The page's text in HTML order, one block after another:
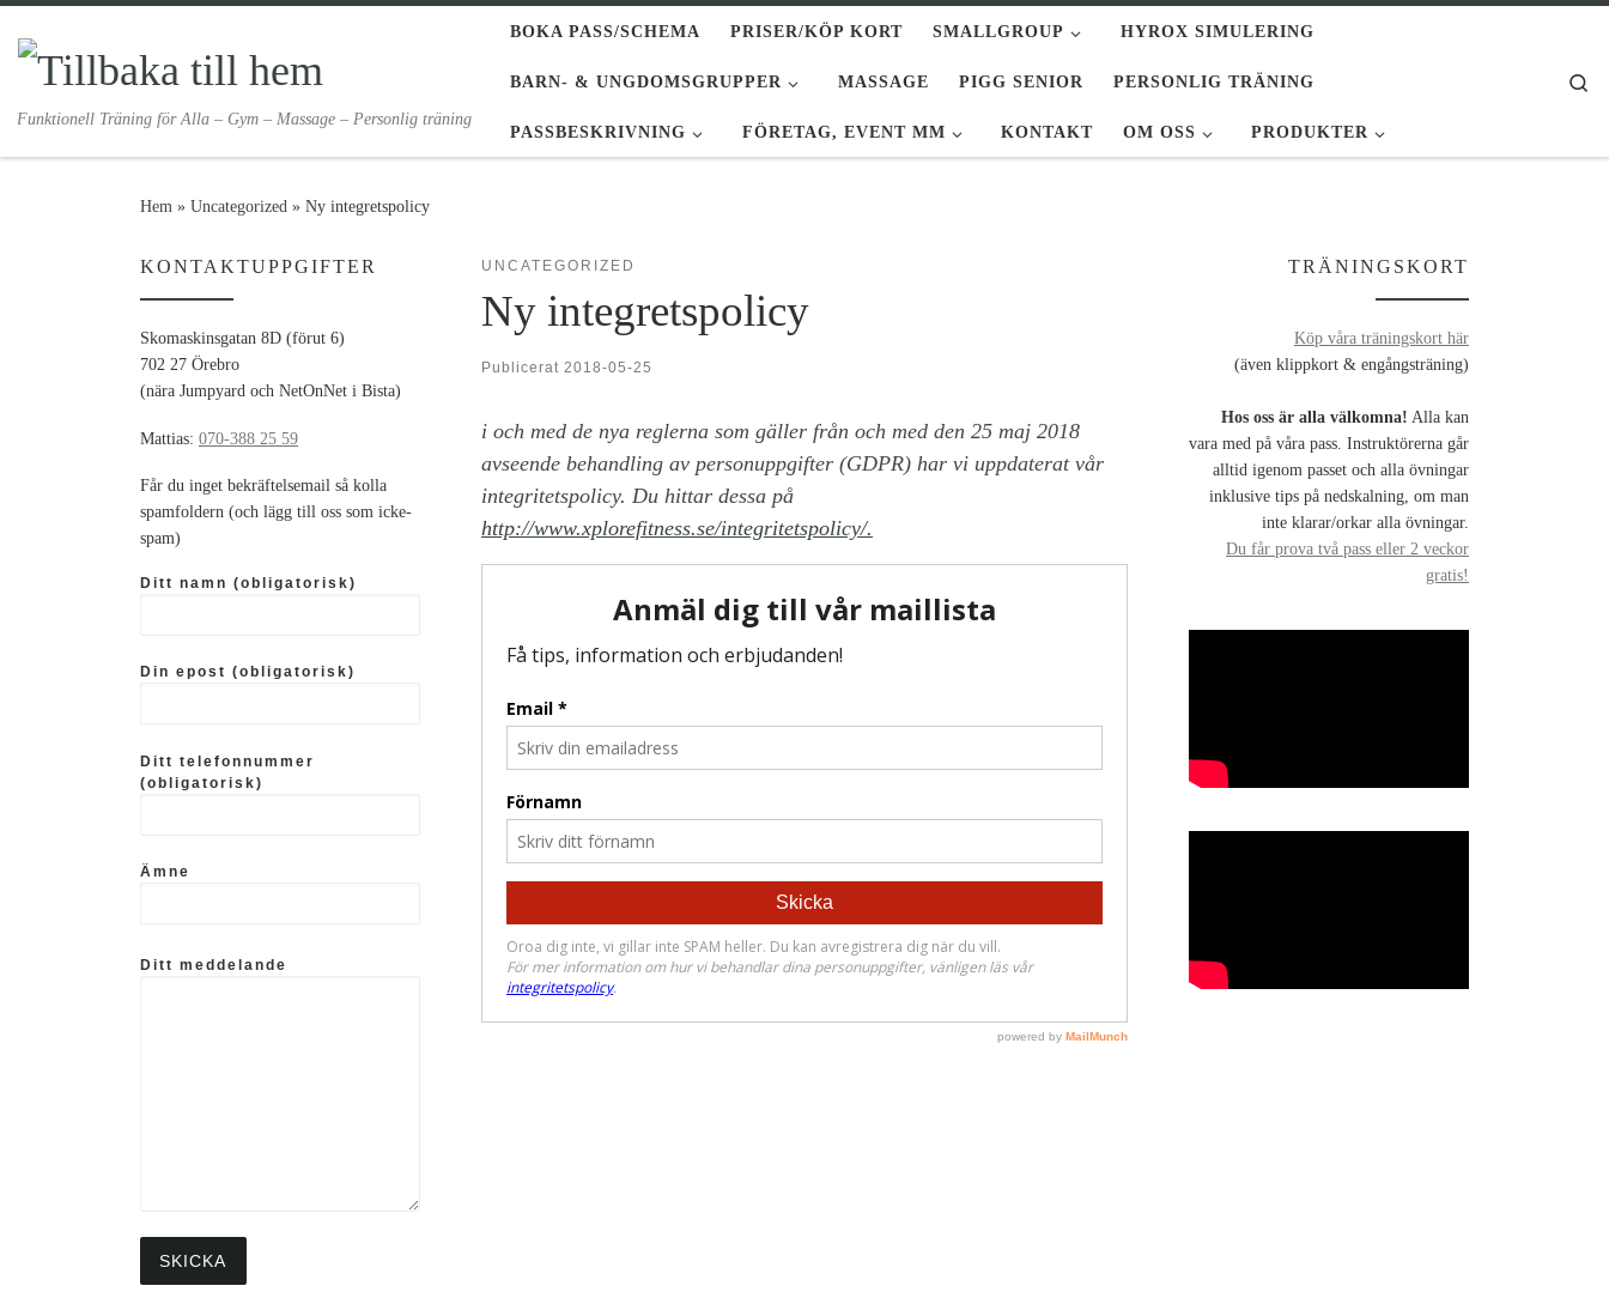
Funktionell Träning för Alla – Gym – Massage – Personlig träning
BOKA PASS/SCHEMA PRISER/KÖP KORT SMALLGROUP HYROX SIMULERING
BARN- & UNGDOMSGRUPPER MASSAGE PIGG SENIOR PERSONLIG TRÄNING
PASSBESKRIVNING FÖRETAG, EVENT MM KONTAKT OM OSS PRODUKTER
Hem » Uncategorized » Ny integretspolicy
UNCATEGORIZED
Ny integretspolicy
Publicerat 2018-05-25
i och med de nya reglerna som gäller från och med den 25 maj 2018
avseende behandling av personuppgifter (GDPR) har vi uppdaterat vår
integritetspolicy. Du hittar dessa på
http://www.xplorefitness.se/integritetspolicy/.
KONTAKTUPPGIFTER
Skomaskinsgatan 8D (förut 6)
702 27 Örebro
(nära Jumpyard och NetOnNet i Bista)
Mattias: 070-388 25 59
Får du inget bekräftelsemail så kolla
spamfoldern (och lägg till oss som icke-
spam)
Ditt namn (obligatorisk)
Din epost (obligatorisk)
Ditt telefonnummer
(obligatorisk)
Ämne
Ditt meddelande
TRÄNINGSKORT
Köp våra träningskort här
(även klippkort & engångsträning)
Hos oss är alla välkomna! Alla kan
vara med på våra pass. Instruktörerna går
alltid igenom passet och alla övningar
inklusive tips på nedskalning, om man
inte klarar/orkar alla övningar.
Du får prova två pass eller 2 veckor
gratis!